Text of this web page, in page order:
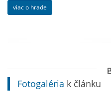
viac o hrade
Fotogaléria k článku